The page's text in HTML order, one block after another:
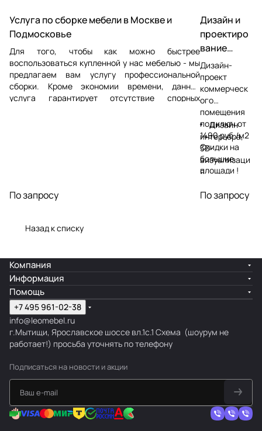
Услуга по сборке мебели в Москве и
Подмосковье
Для того, чтобы как можно быстрее
воспользоваться купленной у нас мебелью - мы
предлагаем вам услугу профессиональной
сборки. Кроме экономии времени, данная
услуга гарантирует отсутствие спорных
По запросу
Дизайн и
проектиро
вание
магазинов
и офисов
Дизайн-
проект
коммерческ
ого
помещения
под ключ от
1490 руб./м2
Скидки на
большие
площади !
Дизайн
интерьера,
3D-
визуализаци
я
материалов,
стильному
решению
фасада
здания, ваше
законченный
По запросу
Назад к списку
Компания
Информация
Помощь
+7 495 961-02-38
info@leomebel.ru
г.Мытищи, Ярославское шоссе вл.1с.1 Схема (шоурум не
работает!) просьба уточнять по телефону
Подписаться на новости и акции